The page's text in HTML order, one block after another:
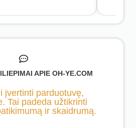
APIE OH-YE.COM
įvertinti parduotuvę,
Tai padeda užtikrinti
ir skaidrumą.